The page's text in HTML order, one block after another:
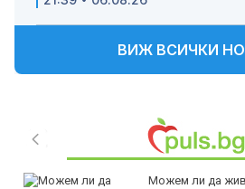
ВИЖ ВСИЧКИ
Можем ли да